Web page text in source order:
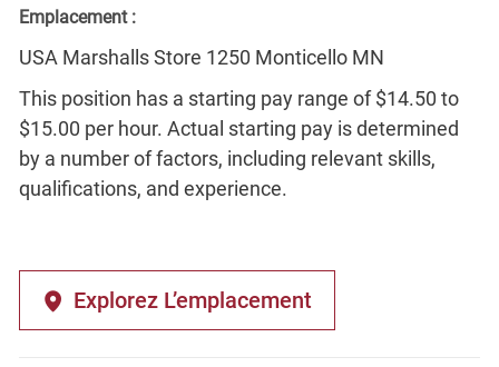
Emplacement :
USA Marshalls Store 1250 Monticello MN
This position has a starting pay range of $14.50 to
$15.00 per hour. Actual starting pay is determined
by a number of factors, including relevant skills,
qualifications, and experience.
Explorez L’emplacement